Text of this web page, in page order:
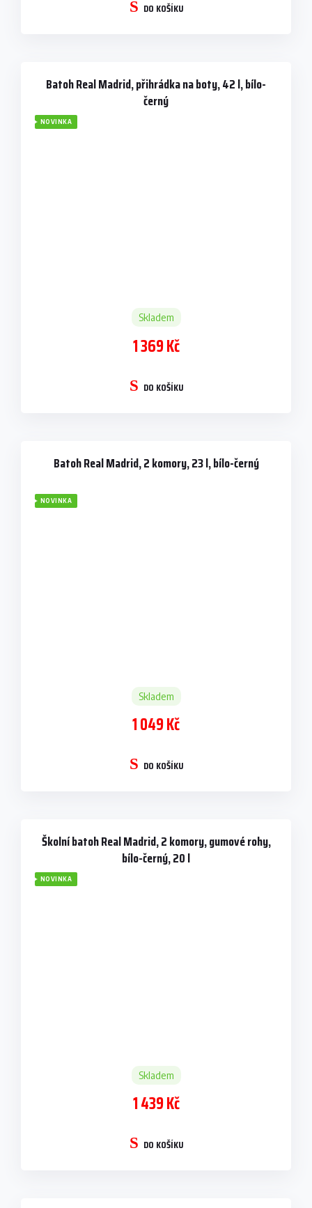
DO KOŠÍKU
Batoh Real Madrid, přihrádka na boty, 42 l, bílo-
černý
NOVINKA
Skladem
1 369 Kč
DO KOŠÍKU
Batoh Real Madrid, 2 komory, 23 l, bílo-černý
NOVINKA
Skladem
1 049 Kč
DO KOŠÍKU
Školní batoh Real Madrid, 2 komory, gumové rohy,
bílo-černý, 20 l
NOVINKA
Skladem
1 439 Kč
DO KOŠÍKU